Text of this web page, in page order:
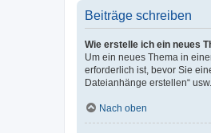
Beiträge schreiben
Wie erstelle ich ein neues
Um ein neues Thema in
erforderlich ist, bevor Sie
Dateianhänge erstellen“ usw.
Nach oben